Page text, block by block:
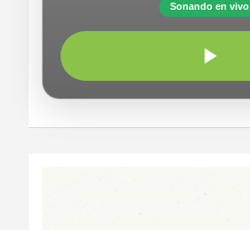
Sonando en vivo